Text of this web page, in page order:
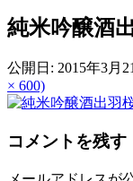
純米吟醸酒
公開日: 2015年3月
× 600)
コメントを残す